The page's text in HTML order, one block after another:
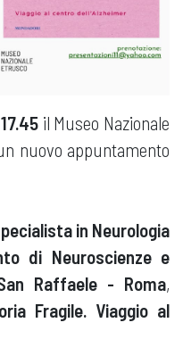
il Museo Nazionale
nuovo appuntamento
in Neurologia
di Neuroscienze e
Raffaele - Roma,
Fragile. Viaggio al